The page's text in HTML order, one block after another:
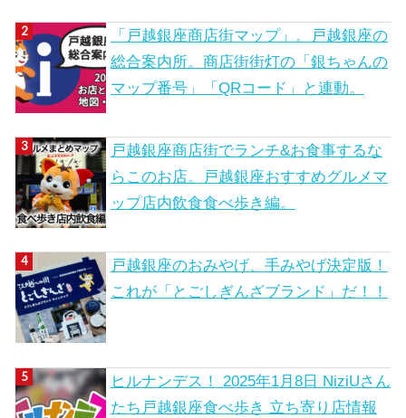
「戸越銀座商店街マップ」。戸越銀座の
総合案内所。商店街街灯の「銀ちゃんの
マップ番号」「QRコード」と連動。
戸越銀座商店街でランチ&お食事するな
らこのお店。戸越銀座おすすめグルメマ
ップ店内飲食食べ歩き編。
戸越銀座のおみやげ、手みやげ決定版！
これが「とごしぎんざブランド」だ！！
ヒルナンデス！ 2025年1月8日 NiziUさん
たち戸越銀座食べ歩き 立ち寄り店情報